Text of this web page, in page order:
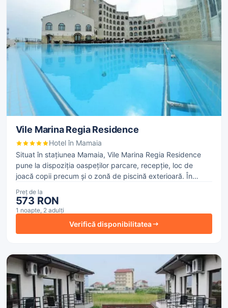
Vile Marina Regia Residence
Hotel în Mamaia
Situat în stațiunea Mamaia, Vile Marina Regia Residence
pune la dispoziția oaspeților parcare, recepție, loc de
joacă copii precum și o zonă de piscină exterioară. În
cost.
Preț de la
573 RON
1 noapte, 2 adulți
Verifică disponibilitatea